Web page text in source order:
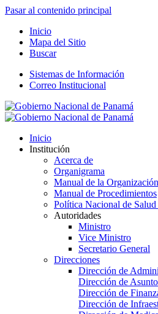
Pasar al contenido principal
Inicio
Mapa del Sitio
Buscar
Sistemas de Información
Correo Institucional
Inicio
Institución
Acerca de
Organigrama
Manual de la Organización
Manual de Procedimientos
Política Nacional de
Autoridades
Ministro
Vice Ministro
Secretario General
Direcciones
Dirección de
Dirección de
Dirección de
Dirección de